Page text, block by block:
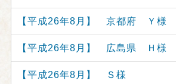
【平成26年8月】 京都府 Ｙ様
【平成26年8月】 広島県 Ｈ様
【平成26年8月】 Ｓ様